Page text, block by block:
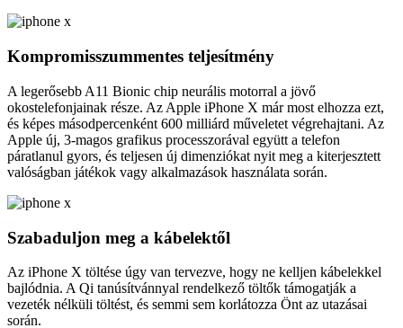
Kompromisszummentes teljesítmény
A legerősebb A11 Bionic chip neurális motorral a jövő
okostelefonjainak része. Az Apple iPhone X már most elhozza ezt,
és képes másodpercenként 600 milliárd műveletet végrehajtani. Az
Apple új, 3-magos grafikus processzorával együtt a telefon
páratlanul gyors, és teljesen új dimenziókat nyit meg a kiterjesztett
valóságban játékok vagy alkalmazások használata során.
Szabaduljon meg a kábelektől
Az iPhone X töltése úgy van tervezve, hogy ne kelljen kábelekkel
bajlódnia. A Qi tanúsítvánnyal rendelkező töltők támogatják a
vezeték nélküli töltést, és semmi sem korlátozza Önt az utazásai
során.